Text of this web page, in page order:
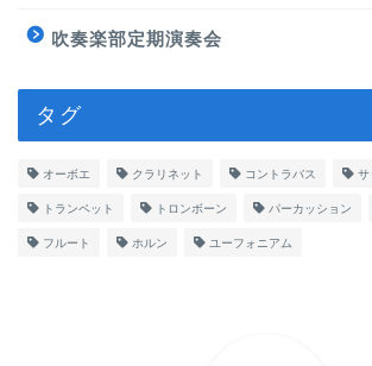
吹奏楽部定期演奏会
タグ
オーボエ クラリネット コントラバス サ
トランペット トロンボーン パーカッション
フルート ホルン ユーフォニアム